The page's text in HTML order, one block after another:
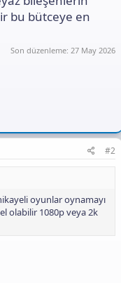
bu bütceye en
Son düzenleme: 27 May 2026
#2
oyunlar oynamayı
olabilir 1080p veya 2k